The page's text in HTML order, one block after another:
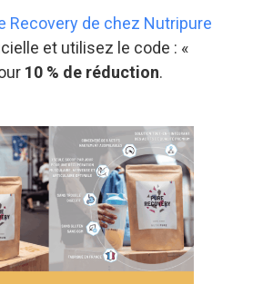
Recovery de chez Nutripure
et utilisez le code : «
10 % de réduction.